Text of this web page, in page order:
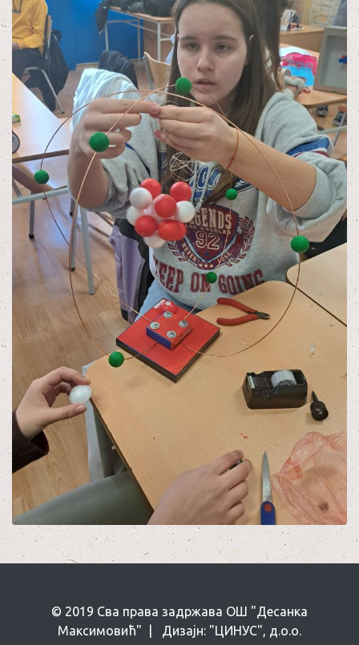
© 2019 Сва права задржава ОШ "Десанка
Максимовић" | Дизајн: "ЦИНУС", д.о.о.